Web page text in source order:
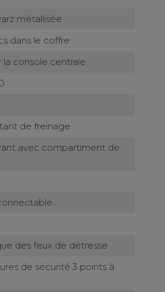
métallisée
dans le coffre
console centrale
de freinage
avec compartiment de
des feux de détresse
de sécurité 3 points à